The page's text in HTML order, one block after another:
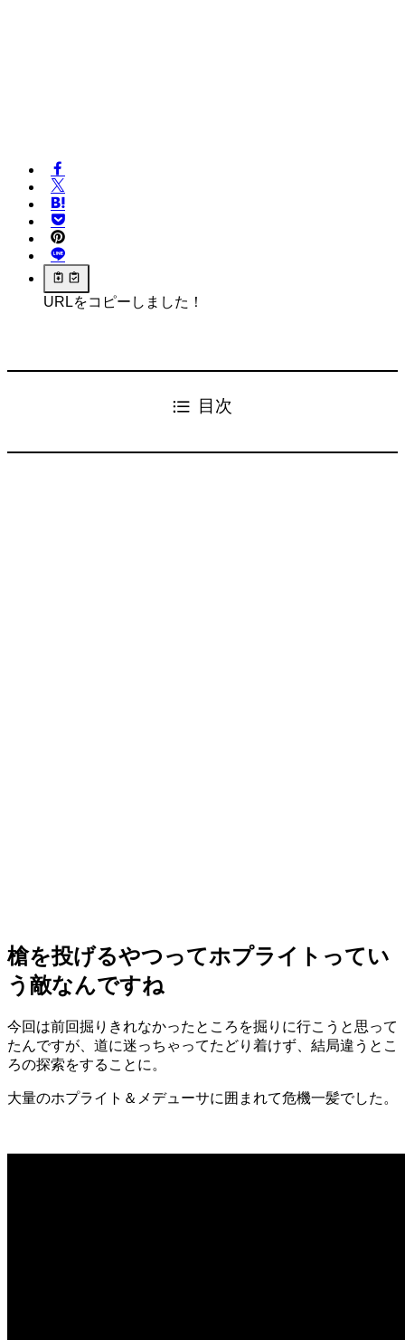
URLをコピーしました！
目次
槍を投げるやつってホプライトってい
う敵なんですね
今回は前回掘りきれなかったところを掘りに行こうと思って
たんですが、道に迷っちゃってたどり着けず、結局違うとこ
ろの探索をすることに。
大量のホプライト＆メデューサに囲まれて危機一髪でした。